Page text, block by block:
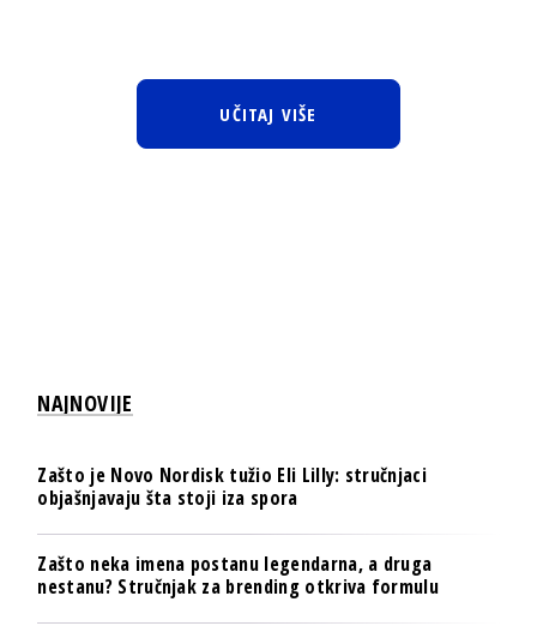
UČITAJ VIŠE
NAJNOVIJE
Zašto je Novo Nordisk tužio Eli Lilly: stručnjaci
objašnjavaju šta stoji iza spora
Zašto neka imena postanu legendarna, a druga
nestanu? Stručnjak za brending otkriva formulu